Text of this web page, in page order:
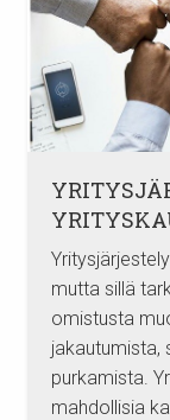
mutta sillä
omistusta
jakautumista,
purkamista.
mahdollisia